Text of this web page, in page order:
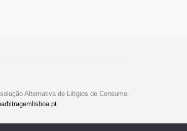
Alternativa de Litígios de Consumo.